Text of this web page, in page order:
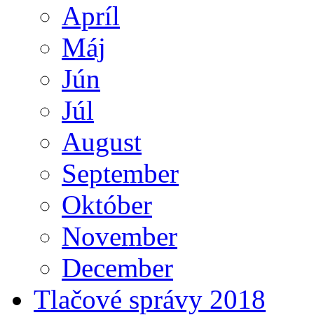
Apríl
Máj
Jún
Júl
August
September
Október
November
December
Tlačové správy 2018